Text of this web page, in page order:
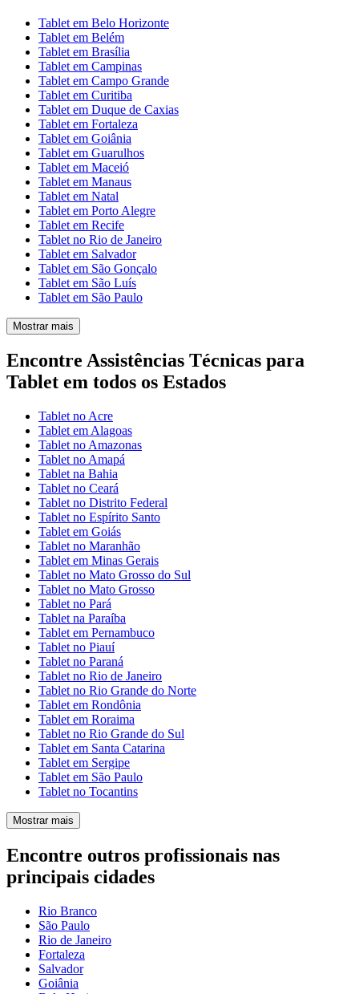
Tablet em Belo Horizonte
Tablet em Belém
Tablet em Brasília
Tablet em Campinas
Tablet em Campo Grande
Tablet em Curitiba
Tablet em Duque de Caxias
Tablet em Fortaleza
Tablet em Goiânia
Tablet em Guarulhos
Tablet em Maceió
Tablet em Manaus
Tablet em Natal
Tablet em Porto Alegre
Tablet em Recife
Tablet no Rio de Janeiro
Tablet em Salvador
Tablet em São Gonçalo
Tablet em São Luís
Tablet em São Paulo
Mostrar mais
Encontre Assistências Técnicas para
Tablet em todos os Estados
Tablet no Acre
Tablet em Alagoas
Tablet no Amazonas
Tablet no Amapá
Tablet na Bahia
Tablet no Ceará
Tablet no Distrito Federal
Tablet no Espírito Santo
Tablet em Goiás
Tablet no Maranhão
Tablet em Minas Gerais
Tablet no Mato Grosso do Sul
Tablet no Mato Grosso
Tablet no Pará
Tablet na Paraíba
Tablet em Pernambuco
Tablet no Piauí
Tablet no Paraná
Tablet no Rio de Janeiro
Tablet no Rio Grande do Norte
Tablet em Rondônia
Tablet em Roraima
Tablet no Rio Grande do Sul
Tablet em Santa Catarina
Tablet em Sergipe
Tablet em São Paulo
Tablet no Tocantins
Mostrar mais
Encontre outros profissionais nas
principais cidades
Rio Branco
São Paulo
Rio de Janeiro
Fortaleza
Salvador
Goiânia